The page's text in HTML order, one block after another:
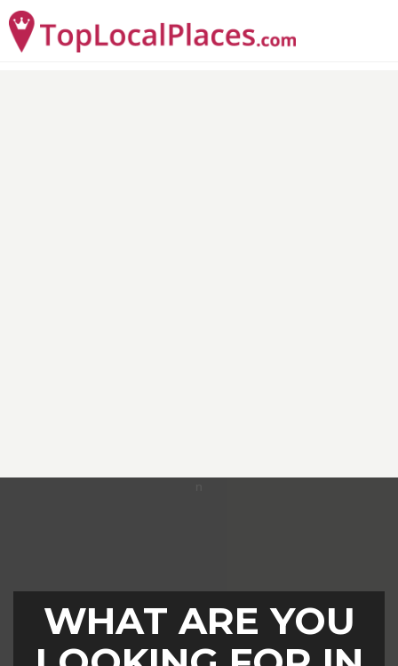
WHAT ARE YOU